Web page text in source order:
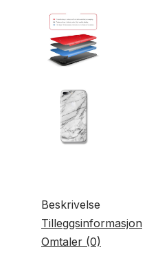
Beskrivelse
Tilleggsinformasjon
Omtaler (0)